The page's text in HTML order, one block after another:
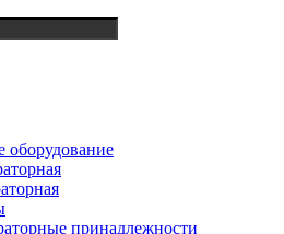
оборудование
принадлежности